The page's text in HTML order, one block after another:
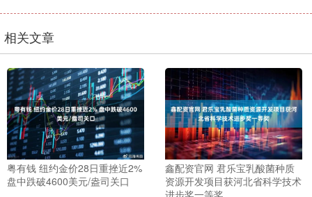
相关文章
粤有钱 纽约金价28日重挫近2%
盘中跌破4600美元/盎司关口
鑫配资官网 君乐宝乳酸菌种质
资源开发项目获河北省科学技术
进步奖一等奖